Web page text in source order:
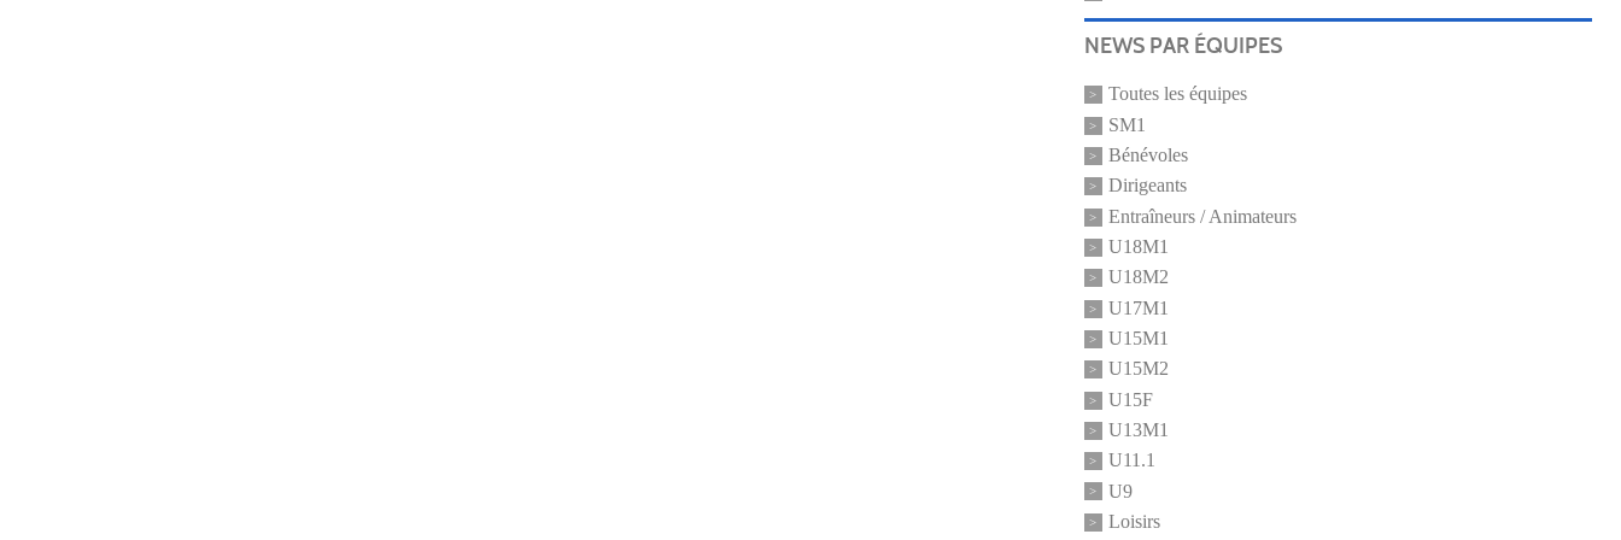
NEWS PAR ÉQUIPES
Toutes les équipes
SM1
Bénévoles
Dirigeants
Entraîneurs / Animateurs
U18M1
U18M2
U17M1
U15M1
U15M2
U15F
U13M1
U11.1
U9
Loisirs